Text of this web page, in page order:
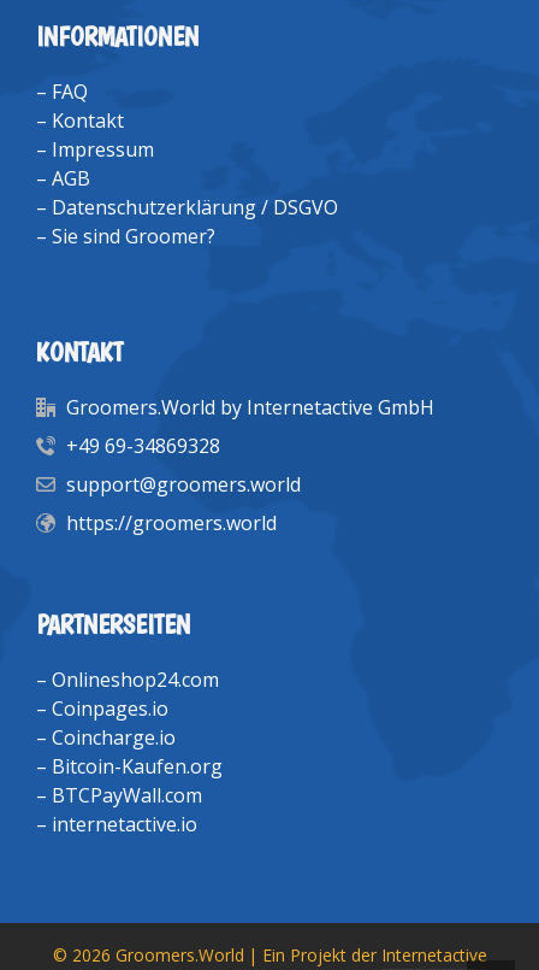
INFORMATIONEN
– FAQ
– Kontakt
– Impressum
– AGB
– Datenschutzerklärung / DSGVO
– Sie sind Groomer?
KONTAKT
Groomers.World by Internetactive GmbH
+49 69-34869328
support@groomers.world
https://groomers.world
PARTNERSEITEN
– Onlineshop24.com
– Coinpages.io
– Coincharge.io
– Bitcoin-Kaufen.org
– BTCPayWall.com
– internetactive.io
© 2026 Groomers.World | Ein Projekt der Internetactive